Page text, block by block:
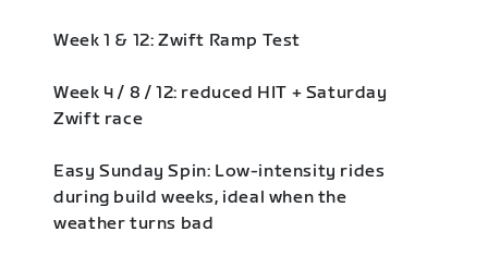
Week 1 & 12: Zwift Ramp Test
Week 4 / 8 / 12: reduced HIT + Saturday
Zwift race
Easy Sunday Spin: Low-intensity rides
during build weeks, ideal when the
weather turns bad